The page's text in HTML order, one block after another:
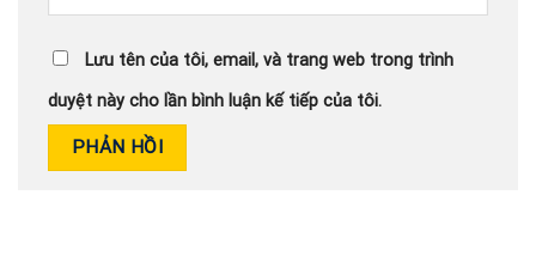
Lưu tên của tôi, email, và trang web trong trình
duyệt này cho lần bình luận kế tiếp của tôi.